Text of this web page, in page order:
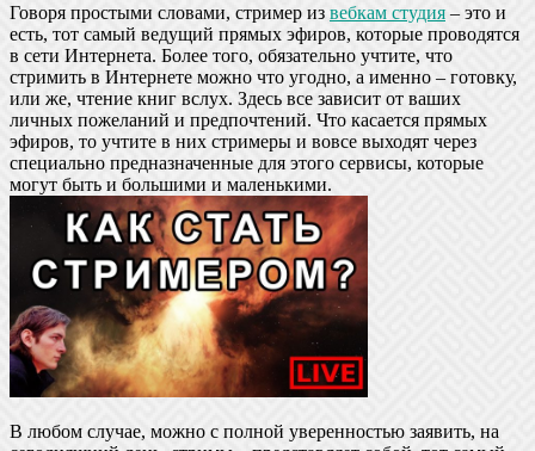
Говоря простыми словами, стример из вебкам студия– это и
есть, тот самый ведущий прямых эфиров, которые проводятся
в сети Интернета. Более того, обязательно учтите, что
стримить в Интернете можно что угодно, а именно – готовку,
или же, чтение книг вслух. Здесь все зависит от ваших
личных пожеланий и предпочтений. Что касается прямых
эфиров, то учтите в них стримеры и вовсе выходят через
специально предназначенные для этого сервисы, которые
могут быть и большими и маленькими.
В любом случае, можно с полной уверенностью заявить, на